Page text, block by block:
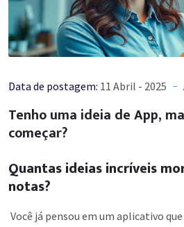
Data de postagem: 11 Abril - 2025
Tenho uma ideia de App,
começar?
Quantas ideias incríveis
notas?
Você já pensou em um aplicativo